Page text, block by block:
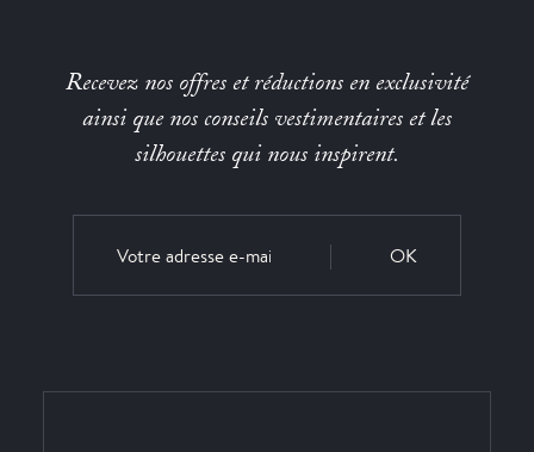
Recevez nos offres et réductions en exclusivité
ainsi que nos conseils vestimentaires et les
silhouettes qui nous inspirent.
OK